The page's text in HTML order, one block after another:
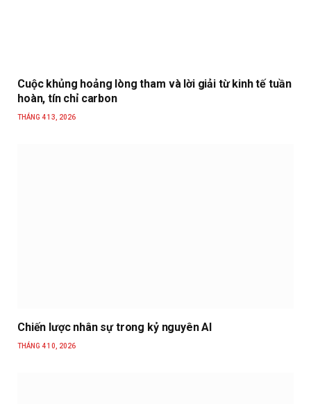
Cuộc khủng hoảng lòng tham và lời giải từ kinh tế tuần
hoàn, tín chỉ carbon
THÁNG 4 13, 2026
Chiến lược nhân sự trong kỷ nguyên AI
THÁNG 4 10, 2026